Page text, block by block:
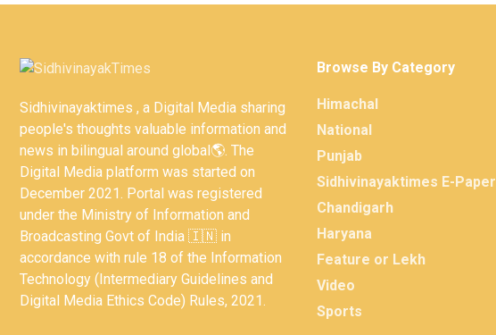
Sidhivinayaktimes , a Digital Media sharing
people's thoughts valuable information and
news in bilingual around global🌎. The
Digital Media platform was started on
December 2021. Portal was registered
under the Ministry of Information and
Broadcasting Govt of India 🇮🇳 in
accordance with rule 18 of the Information
Technology (Intermediary Guidelines and
Digital Media Ethics Code) Rules, 2021.
Browse By Category
Himachal
National
Punjab
Sidhivinayaktimes E-Paper
Chandigarh
Haryana
Feature or Lekh
Video
Sports